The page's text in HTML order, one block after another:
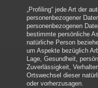
„Profiling“ jede Art der
personenbezogener
personenbezogenen
bestimmte persönliche
natürliche Person
um Aspekte bezüglich
Lage, Gesundheit,
Zuverlässigkeit,
Ortswechsel dieser
oder vorherzusagen.